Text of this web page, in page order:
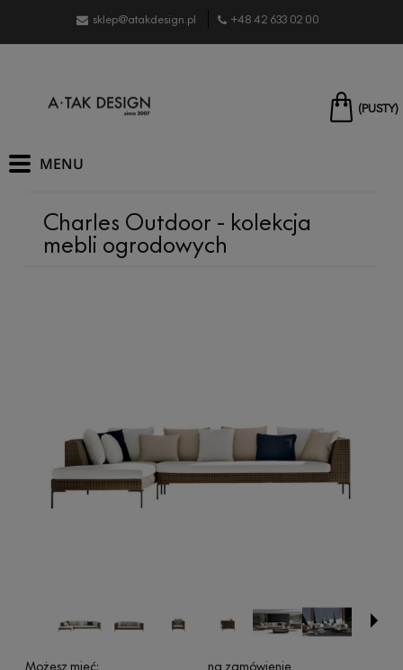
sklep@atakdesign.pl +48 42 633 02 00
(PUSTY)
Charles Outdoor - kolekcja
mebli ogrodowych
Możesz mieć:
na zamówienie